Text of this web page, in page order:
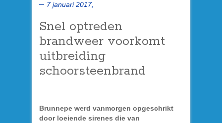
7 januari 2017,
Snel optreden
brandweer voorkomt
uitbreiding
schoorsteenbrand
Brunnepe werd vanmorgen opgeschrikt
door loeiende sirenes die van